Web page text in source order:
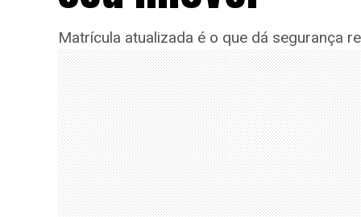
Matrícula atualizada é o que dá segurança